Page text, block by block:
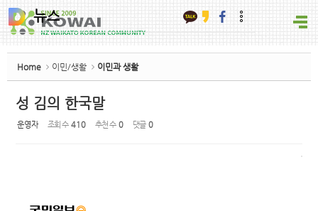
Home 이민/생활 이민과 생활
성 김의 한국말
운영자 조회 수 410 추천 수 0 댓글 0
뉴스
Sketchbook5, 스케치북5